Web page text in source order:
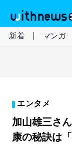
新着 マンガ
エンタメ
加山雄三さ
康の秘訣は